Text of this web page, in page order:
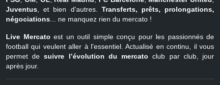
Juventus , et bien d'autres. Transferts, prêts, prolongations,
négociations ... ne manquez rien du mercato !
Live Mercato est un outil simple conçu pour les passionnés de
football qui veulent aller à l'essentiel. Actualisé en continu, il vous
permet desuivre l’évolution du mercato club par club, jour
après jour.